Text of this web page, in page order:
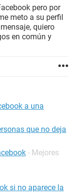
pero por
meto a su perfil
quiero
en común y
a una
que no deja
- Mejores
si no aparece la